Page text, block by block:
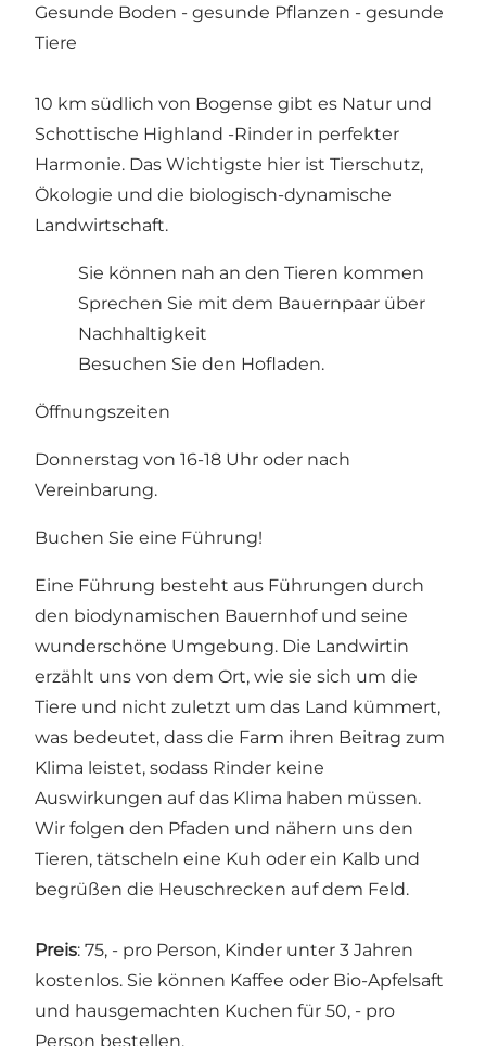
Gesunde Boden - gesunde Pflanzen - gesunde
Tiere
10 km südlich von Bogense gibt es Natur und
Schottische Highland -Rinder in perfekter
Harmonie. Das Wichtigste hier ist Tierschutz,
Ökologie und die biologisch-dynamische
Landwirtschaft.
Sie können nah an den Tieren kommen
Sprechen Sie mit dem Bauernpaar über
Nachhaltigkeit
Besuchen Sie den Hofladen.
Öffnungszeiten
Donnerstag von 16-18 Uhr oder nach
Vereinbarung.
Buchen Sie eine Führung!
Eine Führung besteht aus Führungen durch
den biodynamischen Bauernhof und seine
wunderschöne Umgebung. Die Landwirtin
erzählt uns von dem Ort, wie sie sich um die
Tiere und nicht zuletzt um das Land kümmert,
was bedeutet, dass die Farm ihren Beitrag zum
Klima leistet, sodass Rinder keine
Auswirkungen auf das Klima haben müssen.
Wir folgen den Pfaden und nähern uns den
Tieren, tätscheln eine Kuh oder ein Kalb und
begrüßen die Heuschrecken auf dem Feld.
Preis: 75, - pro Person, Kinder unter 3 Jahren
kostenlos. Sie können Kaffee oder Bio-Apfelsaft
und hausgemachten Kuchen für 50, - pro
Person bestellen.